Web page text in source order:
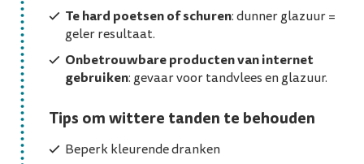
Te hard poetsen of schuren: dunner glazuur =
geler resultaat.
Onbetrouwbare producten van internet
gebruiken: gevaar voor tandvlees en glazuur.
Tips om wittere tanden te behouden
Beperk kleurende dranken